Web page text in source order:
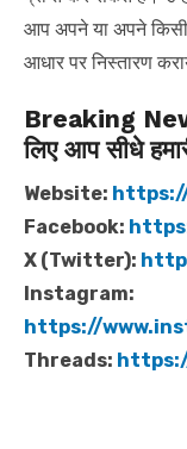
आप अपने या अपने
आधार पर निस्तारण
Breaking
लिए आप सीधे
Website:
Facebook:
X (Twitter):
Instagram:
https://
Threads: